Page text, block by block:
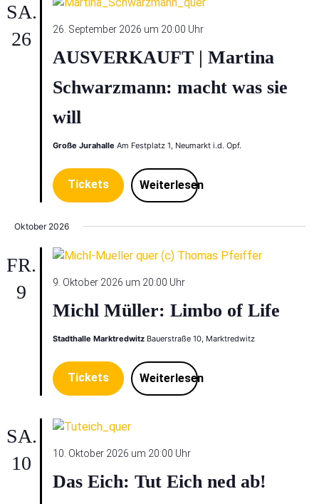
SA.
26
26. September 2026 um 20:00 Uhr
AUSVERKAUFT | Martina
Schwarzmann: macht was sie
will
Große Jurahalle Am Festplatz 1, Neumarkt i.d. Opf.
Tickets Weiterlesen
Oktober 2026
FR.
9
9. Oktober 2026 um 20:00 Uhr
Michl Müller: Limbo of Life
Stadthalle Marktredwitz Bauerstraße 10, Marktredwitz
Tickets Weiterlesen
SA.
10
10. Oktober 2026 um 20:00 Uhr
Das Eich: Tut Eich ned ab!